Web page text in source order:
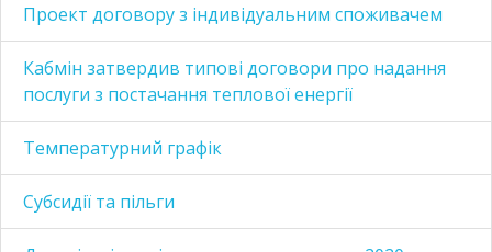
Проект договору з індивідуальним споживачем
Кабмін затвердив типові договори про надання
послуги з постачання теплової енергії
Температурний графік
Субсидії та пільги